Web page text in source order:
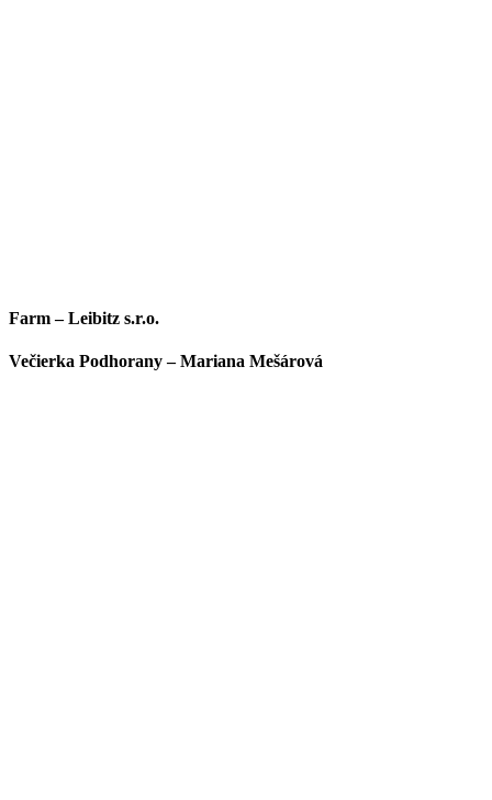
Farm – Leibitz s.r.o.
Večierka Podhorany – Mariana Mešárová